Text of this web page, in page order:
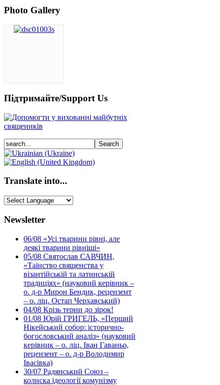
Photo Gallery
Підтримайте/Support Us
Translate into...
Newsletter
06/08 «Усі тварини рівні, але
деякі тварини рівніші»
05/08 Святослав САВЧИН,
«Таїнство священства у
візантійській та латинській
традиціях» (науковий керівник –
о. д-р Мирон Бендик, рецензент
– о. ліц. Остап Черхавський)
04/08 Крізь терни до зірок!
01/08 Юрій ГРИГЕЛЬ, «Перший
Нікейський собор: історично-
богословський аналіз» (науковий
керівник – о. ліц. Іван Гаваньо,
рецензент – о. д-р Володимир
Івасівка)
30/07 Радянський Союз –
колиска ідеології комунізму